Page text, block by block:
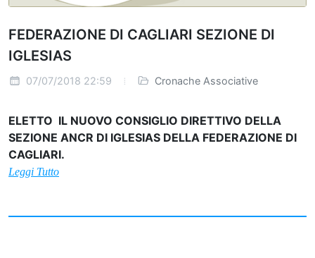
FEDERAZIONE DI CAGLIARI SEZIONE DI
IGLESIAS
07/07/2018 22:59 Cronache Associative
ELETTO IL NUOVO CONSIGLIO DIRETTIVO DELLA
SEZIONE ANCR DI IGLESIAS DELLA FEDERAZIONE DI
CAGLIARI.
Leggi Tutto